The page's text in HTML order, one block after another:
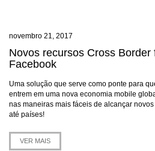
novembro 21, 2017
Novos recursos Cross
Facebook
Uma solução que serve como ponte para
entrem em uma nova economia mobile
nas maneiras mais fáceis de alcançar
até países!
VER MAIS